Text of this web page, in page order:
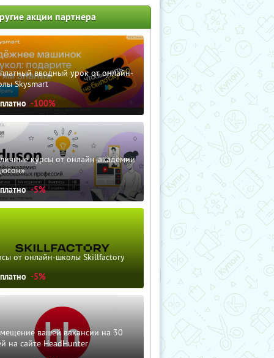
акции партнера
вводный урок от онлайн-
Skysmart
-100%
курсы от онлайн-академии
-5%
от онлайн-школы Skillfactory
-5%
вашей вакансии на 30
на сайте HeadHunter